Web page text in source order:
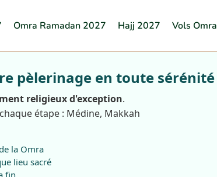
Omra Ramadan 2027 Hajj 2027 Vols Omra
pèlerinage en toute sérénité
religieux d'exception.
étape : Médine, Makkah
la Omra
lieu sacré
fin